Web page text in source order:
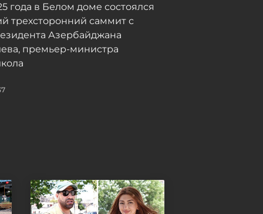
года в Белом доме состоялся
трехсторонний саммит с
Азербайджана
премьер-министра